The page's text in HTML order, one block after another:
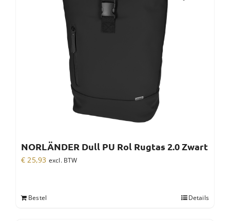
NORLÄNDER Dull PU Rol Rugtas 2.0 Zwart
€ 25,93 excl. BTW
Bestel Details